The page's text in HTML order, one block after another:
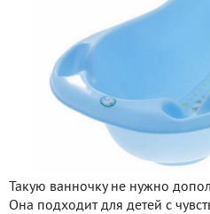
Такую ванночку не нужно
Она подходит для детей с